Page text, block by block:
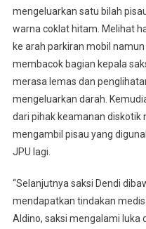
mengeluarkan satu bilah
warna coklat hitam. Melihat
ke arah parkiran mobil
membacok bagian kepala
merasa lemas dan
mengeluarkan darah.
dari pihak keamanan
mengambil pisau yang
JPU lagi.
“Selanjutnya saksi Dendi
mendapatkan tindakan
Aldino, saksi mengalami luka